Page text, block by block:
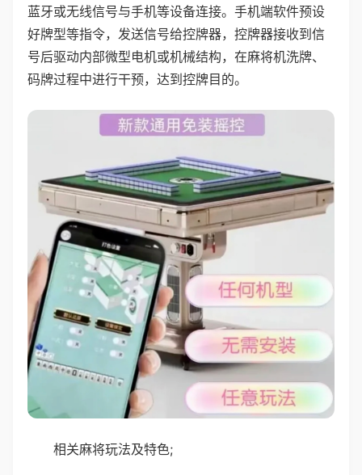
蓝牙或无线信号与手机等设备连接。手机端软件预设
好牌型等指令，发送信号给控牌器，控牌器接收到信
号后驱动内部微型电机或机械结构，在麻将机洗牌、
码牌过程中进行干预，达到控牌目的。
相关麻将玩法及特色;